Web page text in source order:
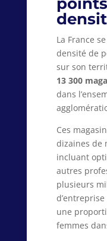
La France
densité de
sur son
13 300
dans
Ces
dizaines de
incluant
autres
plusieurs
une
femmes